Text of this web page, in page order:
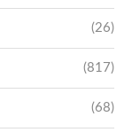
(26)
(817)
(68)